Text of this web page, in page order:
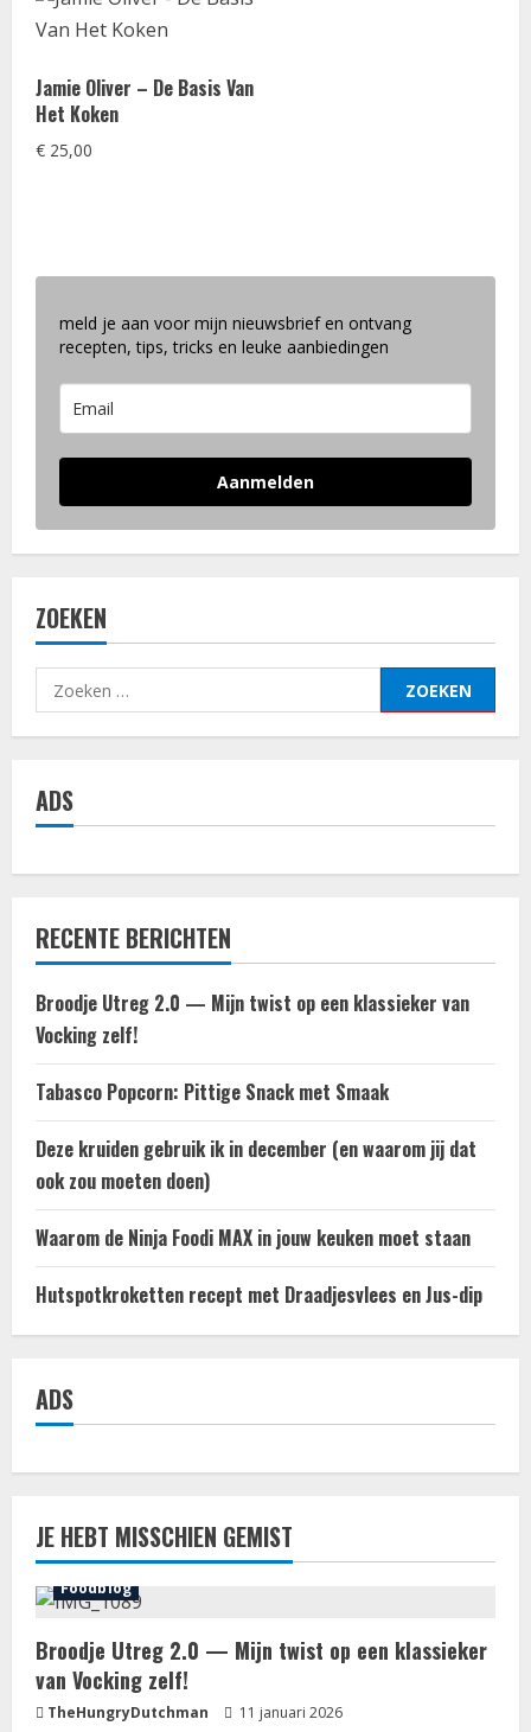
Jamie Oliver – De Basis Van
Het Koken
€ 25,00
meld je aan voor mijn nieuwsbrief en ontvang
recepten, tips, tricks en leuke aanbiedingen
Aanmelden
ZOEKEN
Zoeken
naar:
ADS
RECENTE BERICHTEN
Broodje Utreg 2.0 — Mijn twist op een klassieker van
Vocking zelf!
Tabasco Popcorn: Pittige Snack met Smaak
Deze kruiden gebruik ik in december (en waarom jij dat
ook zou moeten doen)
Waarom de Ninja Foodi MAX in jouw keuken moet staan
Hutspotkroketten recept met Draadjesvlees en Jus-dip
ADS
JE HEBT MISSCHIEN GEMIST
Foodblog
Broodje Utreg 2.0 — Mijn twist op een klassieker
van Vocking zelf!
TheHungryDutchman
11 januari 2026